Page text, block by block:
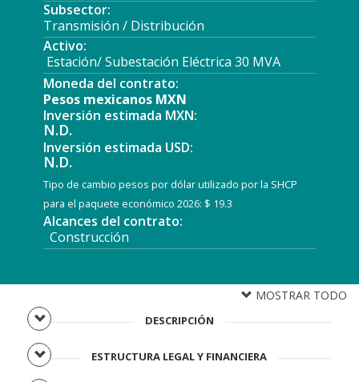
Subsector:
Transmisión / Distribución
Activo:
Estación/ Subestación Eléctrica 30 MVA
Moneda del contrato:
Pesos mexicanos MXN
Inversión estimada MXN:
N.D.
Inversión estimada USD:
N.D.
Tipo de cambio pesos por dólar utilizado por la SHCP
para el paquete económico 2026: $ 19.3
Alcances del contrato:
Construcción
MOSTRAR TODO
DESCRIPCIÓN
ESTRUCTURA LEGAL Y FINANCIERA